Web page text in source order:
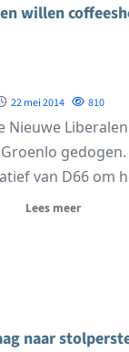
willen
22 mei 2014 810
Nieuwe
van D66 om
Lees meer
naar